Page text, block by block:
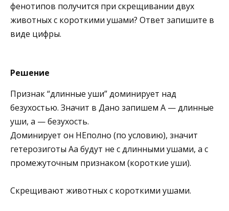
фенотипов получится при скрещивании двух
животных с короткими ушами? Ответ запишите в
виде цифры.
Решение
Признак “длинные уши” доминирует над
безухостью. Значит в Дано запишем А — длинные
уши, а — безухость.
Доминирует он НЕполно (по условию), значит
гетерозиготы Аа будут не с длинными ушами, а с
промежуточным признаком (короткие уши).
Скрещивают животных с короткими ушами.